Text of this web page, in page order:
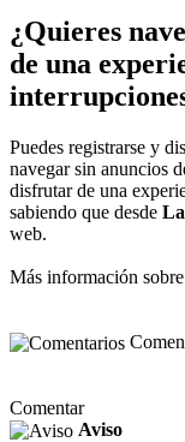
¿Quieres
de una
Puedes registrarse y
navegar sin anuncios
disfrutar de una
sabiendo que desde
web.
Más información
Comentar
Aviso